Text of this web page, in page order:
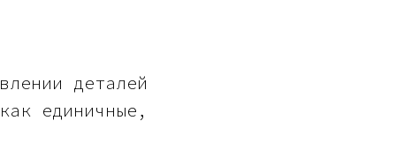
деталей
единичные,